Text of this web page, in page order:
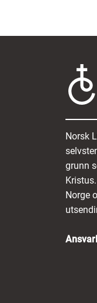
Norsk
grunn
Norge